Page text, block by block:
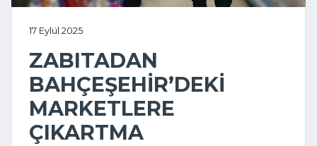
17 Eylül 2025
ZABITADAN
BAHÇEŞEHİR’DEKİ
MARKETLERE
ÇIKARTMA